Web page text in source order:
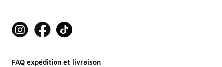
FAQ expédition et livraison